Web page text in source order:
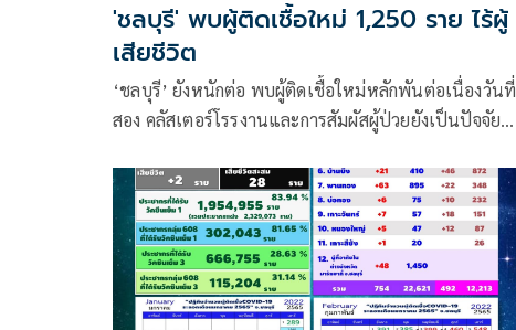
'ชลบุรี' พบผู้ติดเชื้อใหม่ 1,250 ราย ไร้ผู้
เสียชีวิต
‘ชลบุรี’ ยังหนักต่อ พบผู้ติดเชื้อใหม่หลักพันต่อเนื่องวันที่
สอง คลัสเตอร์โรรงานและการสัมผัสผู้ป่วยยังเป็นปัจจัย